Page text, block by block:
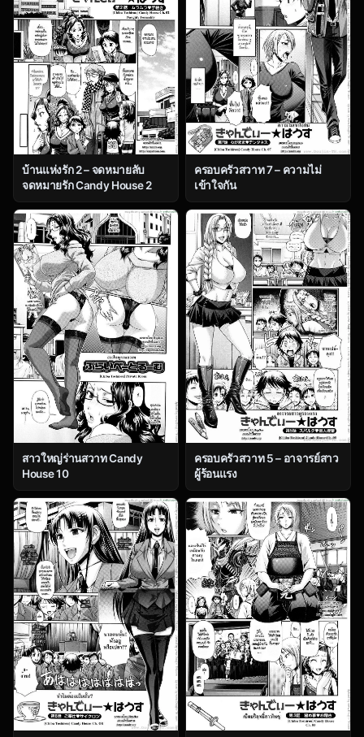
บ้านแห่งรัก 2 – จดหมายลับ
จดหมายรัก Candy House 2
ครอบครัวสวาท 7 – ความไม่
เข้าใจกัน
สาวใหญ่ร่านสวาท Candy
House 10
ครอบครัวสวาท 5 – อาจารย์สาว
ผู้ร้อนแรง